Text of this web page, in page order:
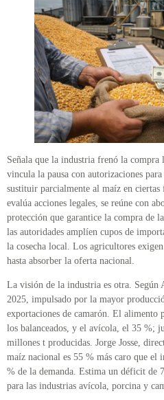
Señala que la industria frenó la compra
vincula la pausa con autorizaciones
sustituir parcialmente al maíz en
evalúa acciones legales, se reúne con
protección que garantice la compra de
las autoridades amplíen cupos de
la cosecha local. Los agricultores
hasta absorber la oferta nacional.
La visión de la industria es otra. Según
2025, impulsado por la mayor
exportaciones de camarón. El alimento
los balanceados, y el avícola, el 35 %;
millones t producidas. Jorge Josse,
maíz nacional es 55 % más caro que el
% de la demanda. Estima un déficit de
para las industrias avícola, porcina y